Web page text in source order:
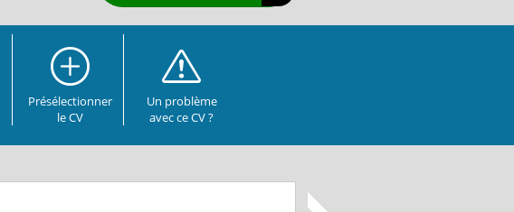
Présélectionner
le CV
Un problème
avec ce CV ?